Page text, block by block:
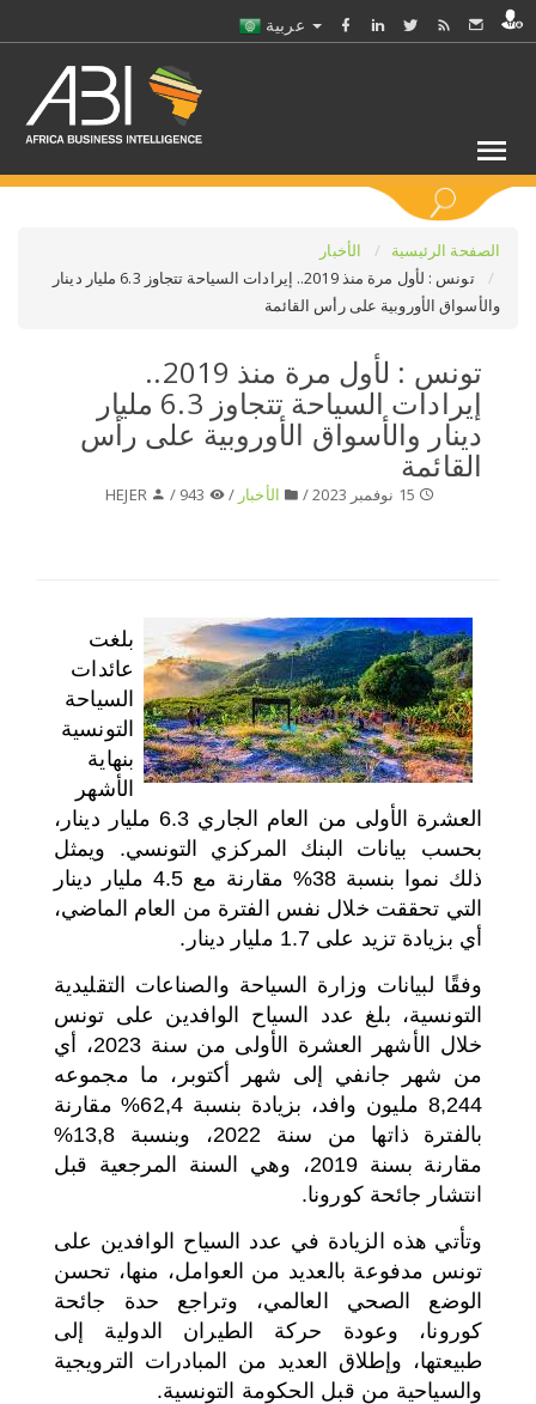
حدد الفرع
الصفحة الرئيسية
الأخبار
تونس : لأول مرة منذ 2019.. إيرادات السياحة تتجاوز 6.3 مليار دينار
والأسواق الأوروبية على رأس القائمة
تونس : لأول مرة منذ 2019..
إيرادات السياحة تتجاوز 6.3 مليار
دينار والأسواق الأوروبية على رأس
القائمة
الأخبار /
HEJER
بلغت
عائدات
السياحة
التونسية
بنهاية
الأشهر
العشرة الأولى من العام الجاري 6.3 مليار دينار،
بحسب بيانات البنك المركزي التونسي. ويمثل
ذلك نموا بنسبة 38% مقارنة مع 4.5 مليار دينار
التي تحققت خلال نفس الفترة من العام الماضي،
أي بزيادة تزيد على 1.7 مليار دينار.
وفقًا لبيانات وزارة السياحة والصناعات التقليدية
التونسية، بلغ عدد السياح الوافدين على تونس
خلال الأشهر العشرة الأولى من سنة 2023، أي
من شهر جانفي إلى شهر أكتوبر، ما مجموعه
8,244 مليون وافد، بزيادة بنسبة 62,4% مقارنة
بالفترة ذاتها من سنة 2022، وبنسبة 13,8%
مقارنة بسنة 2019، وهي السنة المرجعية قبل
انتشار جائحة كورونا.
وتأتي هذه الزيادة في عدد السياح الوافدين على
تونس مدفوعة بالعديد من العوامل، منها، تحسن
الوضع الصحي العالمي، وتراجع حدة جائحة
كورونا، وعودة حركة الطيران الدولية إلى
طبيعتها، وإطلاق العديد من المبادرات الترويجية
والسياحية من قبل الحكومة التونسية.